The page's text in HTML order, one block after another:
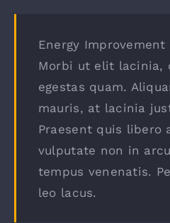
Energy Improvement
Morbi ut elit lacinia,
egestas quam.
mauris, at lacinia
Praesent quis libero
vulputate non in
tempus venenatis.
leo lacus.